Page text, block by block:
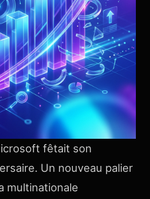
fêtait son
Un nouveau palier
multinationale